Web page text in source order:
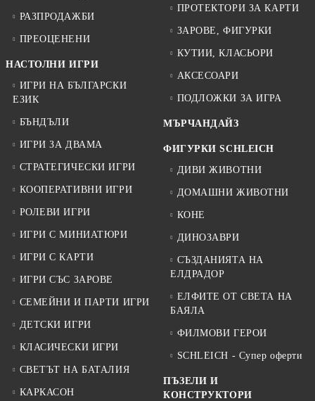
РАЗПРОДАЖБИ
ПРЕОЦЕНЕНИ
НАСТОЛНИ ИГРИ
ИГРИ НА БЪЛГАРСКИ
ЕЗИК
БЪНДЪЛИ
ИГРИ ЗА ДВАМА
СТРАТЕГИЧЕСКИ ИГРИ
КООПЕРАТИВНИ ИГРИ
РОЛЕВИ ИГРИ
ИГРИ С МИНИАТЮРИ
ИГРИ С КАРТИ
ИГРИ СЪС ЗАРОВЕ
СЕМЕЙНИ И ПАРТИ ИГРИ
ДЕТСКИ ИГРИ
КЛАСИЧЕСКИ ИГРИ
СВЕТЪТ НА БАТАЛИЯ
КАРКАСОН
ПРОТЕКТОРИ ЗА КАРТИ
ЗАРОВЕ, ФИГУРКИ
КУТИИ, КЛАСЬОРИ
АКСЕСОАРИ
ПОДЛОЖКИ ЗА ИГРА
МЪРЧАНДАЙЗ
ФИГУРКИ SCHLEICH
ДИВИ ЖИВОТНИ
ДОМАШНИ ЖИВОТНИ
КОНЕ
ДИНОЗАВРИ
СЪЗДАНИЯТА НА
ЕЛДРАДОР
ЕЛФИТЕ ОТ СВЕТА НА
БАЯЛА
ФИЛМОВИ ГЕРОИ
SCHLEICH - Супер оферти
ПЪЗЕЛИ И
КОНСТРУКТОРИ